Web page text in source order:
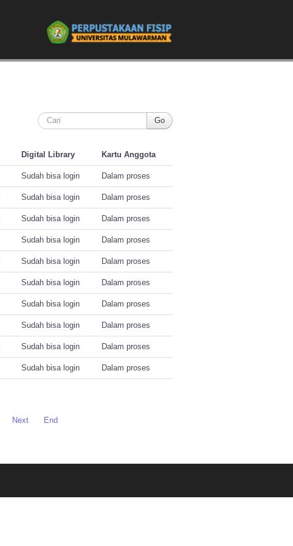
Digital Library Kartu Anggota
Next End
Sudah bisa login Dalam proses
Sudah bisa login Dalam proses
Sudah bisa login Dalam proses
Sudah bisa login Dalam proses
Sudah bisa login Dalam proses
Sudah bisa login Dalam proses
Sudah bisa login Dalam proses
Sudah bisa login Dalam proses
Sudah bisa login Dalam proses
Sudah bisa login Dalam proses